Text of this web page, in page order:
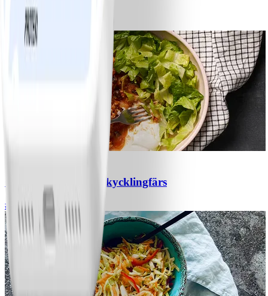
5 MIN
Chili con carne med kycklingfärs
# Lätt